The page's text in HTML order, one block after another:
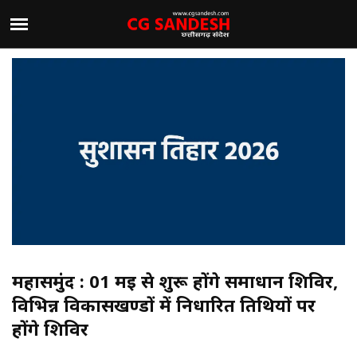
महासमुंद : 01 मई से शुरू होंगे समाधान शिविर,
विभिन्न विकासखण्डों में निर्धारित तिथियों पर
होंगे शिविर